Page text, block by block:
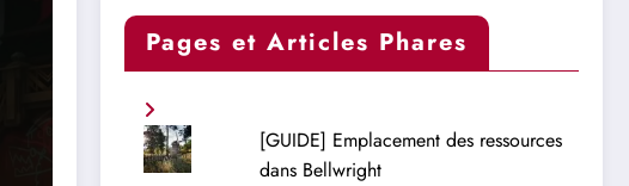
Pages et Articles Phares
[GUIDE] Emplacement des ressources
dans Bellwright